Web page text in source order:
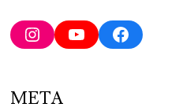
Adresse
ein ...
InstagramYouTubeFacebook
META